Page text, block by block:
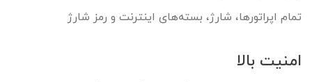
تمام اپراتورها، شارژ، بسته‌های اینترنت و رمز شارژ
امنیت بالا